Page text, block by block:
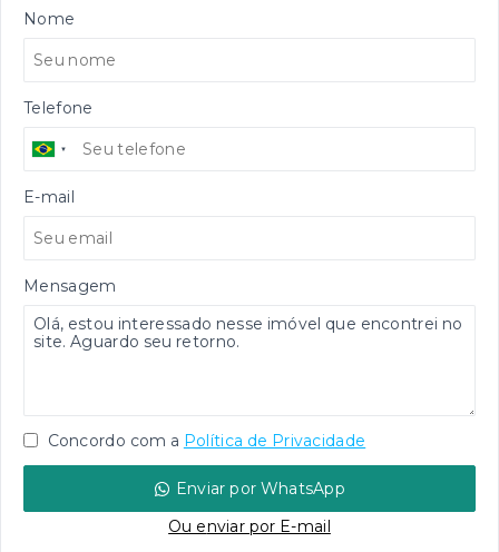
Nome
Telefone
E-mail
Mensagem
Concordo com a Política de Privacidade
Enviar por WhatsApp
Ou enviar por E-mail